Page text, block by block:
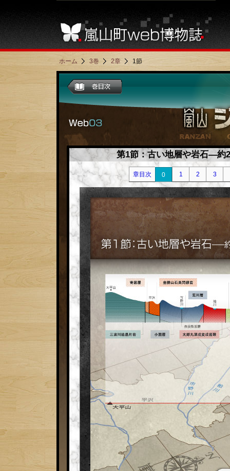
ホーム 3巻 2章 1節
第1節：古い地層や岩石―約
章目次 0 1 2 3